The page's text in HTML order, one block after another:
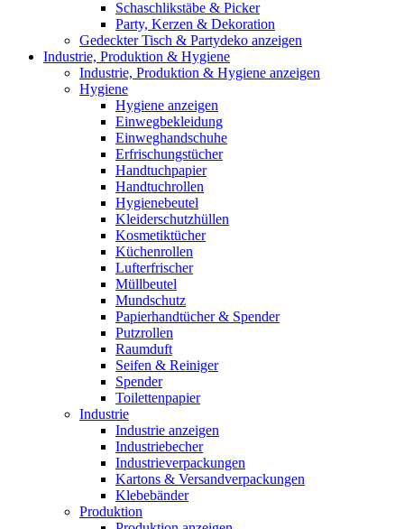
Schaschlikstäbe & Picker
Party, Kerzen & Dekoration
Gedeckter Tisch & Partydeko anzeigen
Industrie, Produktion & Hygiene
Industrie, Produktion & Hygiene anzeigen
Hygiene
Hygiene anzeigen
Einwegbekleidung
Einweghandschuhe
Erfrischungstücher
Handtuchpapier
Handtuchrollen
Hygienebeutel
Kleiderschutzhüllen
Kosmetiktücher
Küchenrollen
Lufterfrischer
Müllbeutel
Mundschutz
Papierhandtücher & Spender
Putzrollen
Raumduft
Seifen & Reiniger
Spender
Toilettenpapier
Industrie
Industrie anzeigen
Industriebecher
Industrieverpackungen
Kartons & Versandverpackungen
Klebebänder
Produktion